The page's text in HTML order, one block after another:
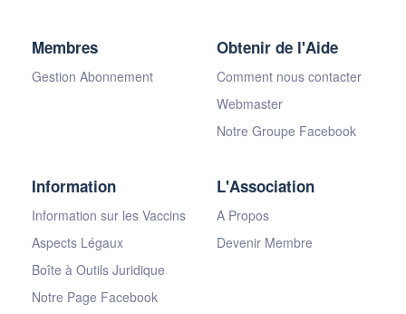
Membres
Gestion Abonnement
Obtenir de l'Aide
Comment nous contacter
Webmaster
Notre Groupe Facebook
Information
Information sur les Vaccins
Aspects Légaux
Boîte à Outils Juridique
Notre Page Facebook
L'Association
A Propos
Devenir Membre